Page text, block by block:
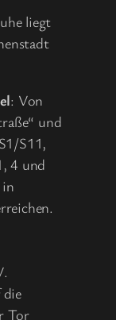
liegt
: Von
und
S11,
4 und
Tor